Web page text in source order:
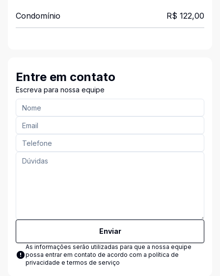
Condomínio R$ 122,00
Entre em contato
Escreva para nossa equipe
Enviar
As informações serão utilizadas para que a nossa equipe
possa entrar em contato de acordo com a política de
privacidade e termos de serviço